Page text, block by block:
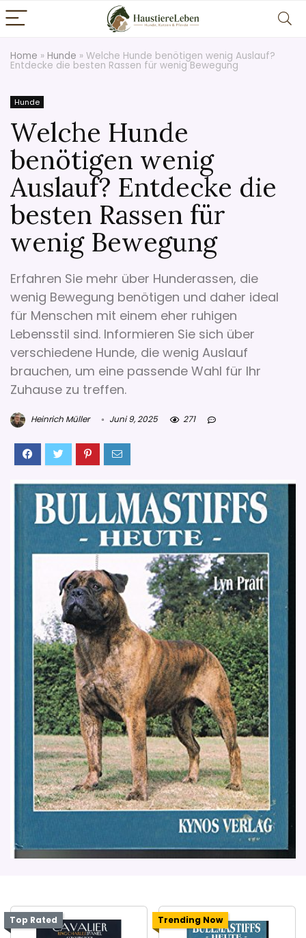
Home » Hunde » Welche Hunde benötigen wenig Auslauf?
Entdecke die besten Rassen für wenig Bewegung
Hunde
Welche Hunde
benötigen wenig
Auslauf? Entdecke die
besten Rassen für
wenig Bewegung
Erfahren Sie mehr über Hunderassen, die
wenig Bewegung benötigen und daher ideal
für Menschen mit einem eher ruhigen
Lebensstil sind. Informieren Sie sich über
verschiedene Hunde, die wenig Auslauf
brauchen, um eine passende Wahl für Ihr
Zuhause zu treffen.
Heinrich Müller Juni 9, 2025 271
Top Rated Trending Now